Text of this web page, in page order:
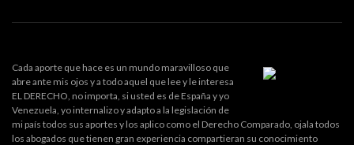
Cada aporte que hace es un mundo maravilloso que
abre ante mis ojos y a todo aquel que lee y le interesa
EL DERECHO, no importa, si usted es de España y yo
Venezuela, yo internalizo y adapto a la legislación de
mi país todos sus aportes y los aplico como el Derecho Comparado, ojala todos
los abogados que tienen gran experiencia compartieran su conocimiento